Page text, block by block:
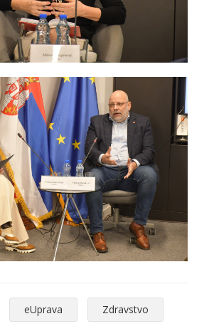
eUprava Zdravstvo